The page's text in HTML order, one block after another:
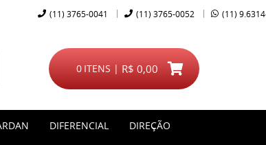
(11) 3765-0041 (11) 3765-0052 (11)
ITENS
0 R$ 0,00
DIFERENCIAL DIREÇÃO